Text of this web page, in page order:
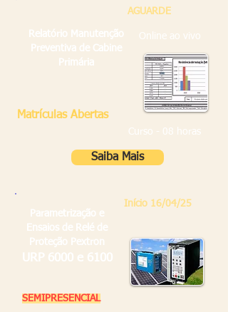
AGUARDE
Relatório Manutenção
Preventiva de Cabine
Primária
Matrículas Abertas
Online ao vivo
Curso - 08 horas
Saiba Mais
Parametrização e
Ensaios de Relé de
Proteção Pextron
URP 6000 e 6100
Início 16/04/25
SEMIPRESENCIAL